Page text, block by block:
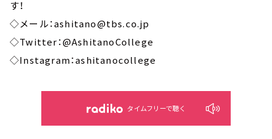
す！
◇メール：ashitano@tbs.co.jp
◇Twitter：@AshitanoCollege
◇Instagram：ashitanocollege
タイムフリーで聴く